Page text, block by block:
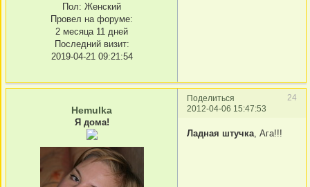
Пол: Женский
Провел на форуме:
2 месяца 11 дней
Последний визит:
2019-04-21 09:21:54
Поделиться
24
2012-04-06 15:47:53
Hemulka
Я дома!
Ладная штучка , Ага!!!